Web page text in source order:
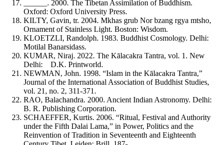
______. 2000. The Tibetan Assimilation of Buddhism.
Oxford: Oxford University Press.
KILTY, Gavin, tr. 2004. Mkhas grub Nor bzang rgya mtsho,
Ornament of Stainless Light. Boston: Wisdom.
KLOETZLI, Randolph. 1983. Buddhist Cosmology. Delhi:
Motilal Banarsidass.
KUMAR, Niraj. 2022. The Kālacakra Tantra, vol. 1. New
Delhi: D.K. Printworld.
NEWMAN, John. 1998. “Islam in the Kālacakra Tantra,”
Journal of the International Association of Buddhist Studies,
vol. 21, no. 2, 311-371.
RAO, Balachandra. 2000. Ancient Indian Astronomy. Delhi:
B. R. Publishing Corporation.
SCHAEFFER, Kurtis. 2006. “Ritual, Festival and Authority
under the Fifth Dalai Lama,” in Power, Politics and the
Reinvention of Tradition in Seventeenth and Eighteenth